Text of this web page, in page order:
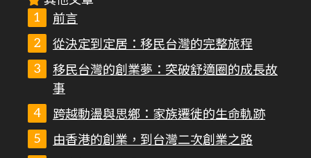
前言
從決定到定居：移民台灣的完整旅程
移民台灣的創業夢：突破舒適圈的成長故
事
跨越動盪與思鄉：家族遷徙的生命軌跡
由香港的創業，到台灣二次創業之路